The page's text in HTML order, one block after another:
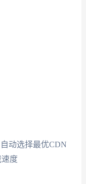
动选择最优CDN
度